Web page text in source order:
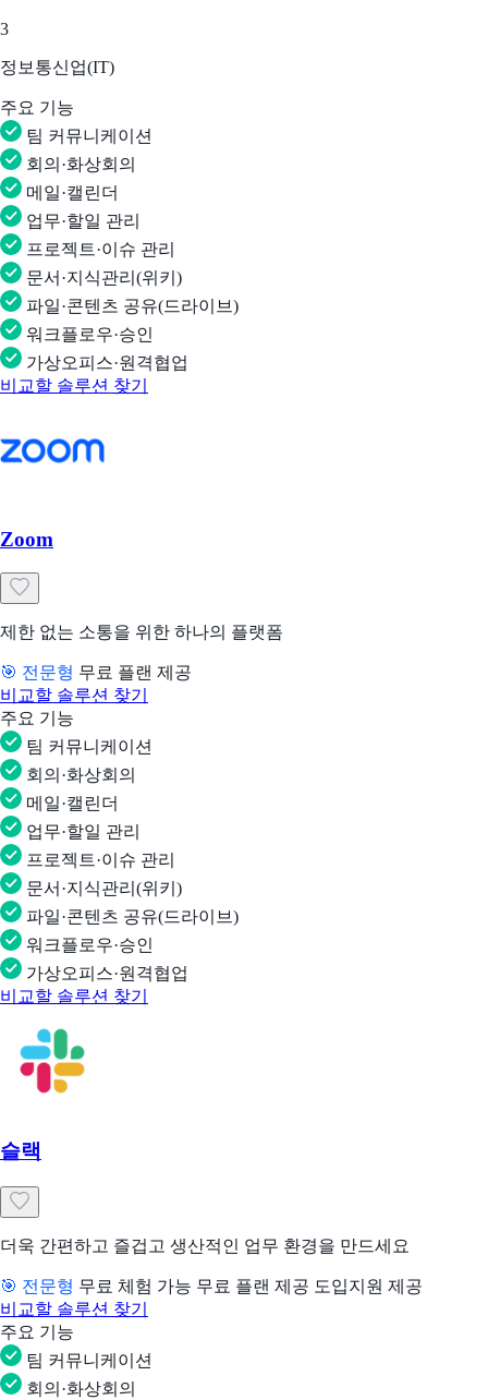
3
정보통신업(IT)
주요 기능
팀 커뮤니케이션
회의·화상회의
메일·캘린더
업무·할일 관리
프로젝트·이슈 관리
문서·지식관리(위키)
파일·콘텐츠 공유(드라이브)
워크플로우·승인
가상오피스·원격협업
비교할 솔루션 찾기
Zoom
제한 없는 소통을 위한 하나의 플랫폼
🎯 전문형 무료 플랜 제공
비교할 솔루션 찾기
주요 기능
팀 커뮤니케이션
회의·화상회의
메일·캘린더
업무·할일 관리
프로젝트·이슈 관리
문서·지식관리(위키)
파일·콘텐츠 공유(드라이브)
워크플로우·승인
가상오피스·원격협업
비교할 솔루션 찾기
슬랙
더욱 간편하고 즐겁고 생산적인 업무 환경을 만드세요
🎯 전문형 무료 체험 가능 무료 플랜 제공 도입지원 제공
비교할 솔루션 찾기
주요 기능
팀 커뮤니케이션
회의·화상회의